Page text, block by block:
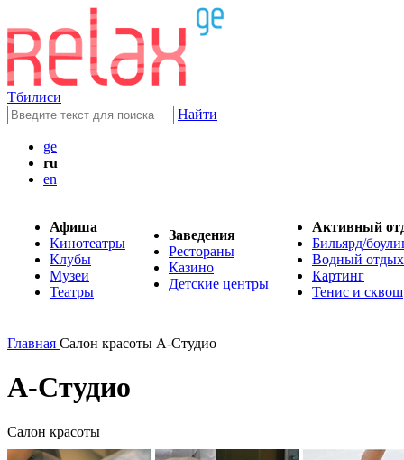
Тбилиси
Найти
ge
ru
en
Афиша
Кинотеатры
Клубы
Музеи
Театры
Заведения
Рестораны
Казино
Детские центры
Активный
Бильярд/
Водный отдых
Картинг
Тенис и сквош
Главная Салон красоты А-Студио
А-Студио
Салон красоты